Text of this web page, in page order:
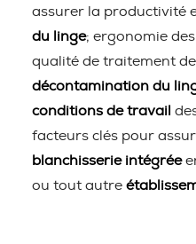
assurer la productivité
du linge; ergonomie
qualité de traitement de
décontamination du
conditions de travail
facteurs clés pour
blanchisserie intégrée
ou tout autre